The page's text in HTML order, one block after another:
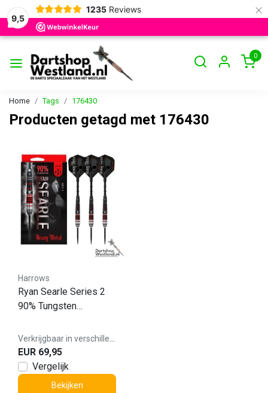
9,5
1235 Reviews ×
0
Home Tags 176430
Producten getagd met 176430
Harrows
Ryan Searle Series 2
90% Tungsten
EUR 69,95
Vergelijk
Bekijken